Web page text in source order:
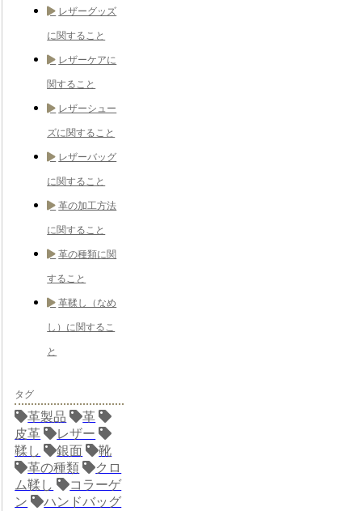
レザーグッズ
に関すること
レザーケアに
関すること
レザーシュー
ズに関すること
レザーバッグ
に関すること
革の加工方法
に関すること
革の種類に関
すること
革鞣し（なめ
し）に関するこ
と
タグ
革製品
革
皮革
レザー
鞣し
銀面
靴
革の種類
クロ
ム鞣し
コラーゲ
ン
ハンドバッグ